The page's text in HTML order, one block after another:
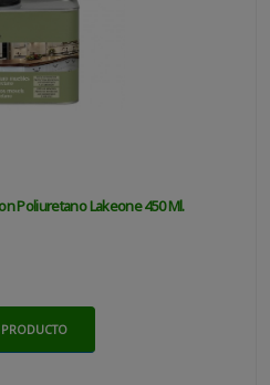
Poliuretano Lakeone 450 Ml.
PRODUCTO